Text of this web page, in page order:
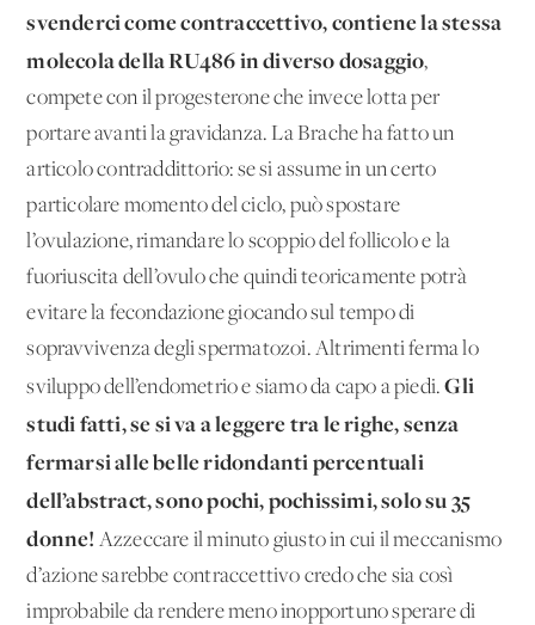
svenderci come contraccettivo, contiene la stessa
molecola della RU486 in diverso dosaggio,
compete con il progesterone che invece lotta per
portare avanti la gravidanza. La Brache ha fatto un
articolo contraddittorio: se si assume in un certo
particolare momento del ciclo, può spostare
l’ovulazione, rimandare lo scoppio del follicolo e la
fuoriuscita dell’ovulo che quindi teoricamente potrà
evitare la fecondazione giocando sul tempo di
sopravvivenza degli spermatozoi. Altrimenti ferma lo
sviluppo dell’endometrio e siamo da capo a piedi.Gli
studi fatti, se si va a leggere tra le righe, senza
fermarsi alle belle ridondanti percentuali
dell’abstract, sono pochi, pochissimi, solo su 35
donne! Azzeccare il minuto giusto in cui il meccanismo
d’azione sarebbe contraccettivo credo che sia così
improbabile da rendere meno inopportuno sperare di